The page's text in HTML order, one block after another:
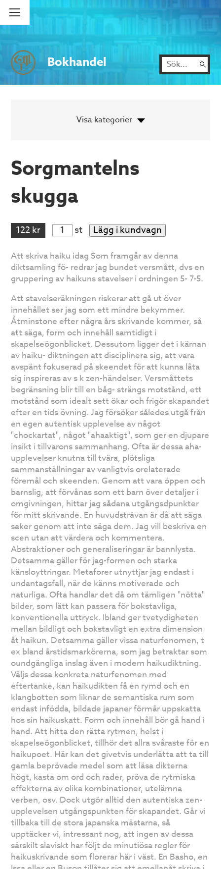
Bokhandel
Sorgmantelns
skugga
122 kr st Lägg i kundvagn
Att skriva haiku idag Som framgår av denna
diktsamling fö- redrar jag bundet versmått, dvs en
gruppering av haikuns stavelser i ordningen 5- 7-5.
Att stavelseräkningen riskerar att gå ut över
innehållet ser jag som ett mindre bekymmer.
Åtminstone efter några års skrivande kommer, så
att säga, form och innehåll samtidigt i
skapelseögonblicket. Dessutom ligger det i kärnan
av haiku- diktningen att disciplinera sig, att vara
avspänt fokuserad på skeendet för att kunna låta
sig inspireras av s k zen-händelser. Versmåttets
begränsning blir till en båg- strängs motstånd, ett
motstånd som idealt sett ökar och frigör skapandet
efter en tids övning. Jag försöker således utgå från
en egen autentisk upplevelse av något
"chockartat", något "ahaaktigt", som ger en djupare
insikt i tillvarons sammanhang. Ofta är dessa aha-
upplevelser knutna till tvära, plötsliga
sammanställningar av vanligtvis orelaterade
föremål och skeenden. Genom att vara öppen och
barnslig, att förvånas som ett barn över detaljer i
omgivningen, hittar jag sådana utgångsdpunkter
för mitt skrivande. En huvudsträvan är då att säga
saker genom att inte säga dem. Jag vill beskriva en
scen utan att värdera och kommentera.
Abstraktioner och generaliseringar är bannlysta.
Detsamma gäller för jag-formen och starka
känsloyttringar. Metaforer utnyttjar jag endast i
undantagsfall, när de känns motiverade och
naturliga. Ofta handlar det då om tämligen "nötta"
bilder, som lätt kan passera för bokstavliga,
konventionella uttryck. Ibland ger tvetydigheten
mellan bildligt och bokstavligt en extra dimension
åt haikun. Detsamma gäller vissa naturfenomen, t
ex bland årstidsmarkörerna, som jag betraktar som
oundgängliga inslag även i modern haikudiktning.
Väljs dessa konkreta naturfenomen med
eftertanke, kan haikudikten få en rymd och en
klangbotten som liknar de semantiska rum som
endast infödda, bildade japaner förmår uppskatta
hos sin haikuskatt. Form och innehåll bör gå hand i
hand. Att hitta den rätta rytmen, helst i
skapelseögonblicket, tillhör det allra svåraste för en
haikupoet. Här kan det givetvis underlätta att ta till
gamla beprövade medel som att läsa dikterna
högt, kasta om ord och rader, pröva de rytmiska
effekterna av olika kombinationer, utelämna
verben, osv. Dock utgör alltid den autentiska zen-
upplevelsen utgångspunkten för skapandet. Går vi
tillbaka till de stora japanska mästarna, så
upptäcker vi, intressant nog, att ingen av dessa
särskilt slaviskt har följt de minutiösa regler för
haikuskrivande som florerar här i väst. En Basho, en